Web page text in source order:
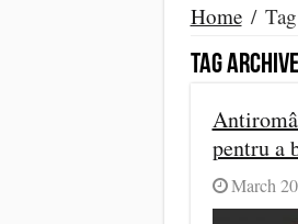
Home /
Tag
pentru a
March